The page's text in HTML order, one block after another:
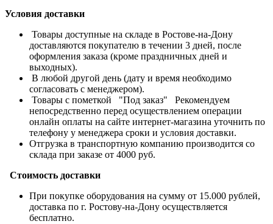
Условия доставки
Товары доступные на складе в Ростове-на-Дону
доставляются покупателю в течении 3 дней, после
оформления заказа (кроме праздничных дней и
выходных).
В любой другой день (дату и время необходимо
согласовать с менеджером).
Товары с пометкой "Под заказ" Рекомендуем
непосредственно перед осуществлением операции
онлайн оплаты на сайте интернет-магазина уточнить по
телефону у менеджера сроки и условия доставки.
Отгрузка в транспортную компанию производится со
склада при заказе от 4000 руб.
Стоимость доставки
При покупке оборудования на сумму от 15.000 рублей,
доставка по г. Ростову-на-Дону осуществляется
бесплатно.